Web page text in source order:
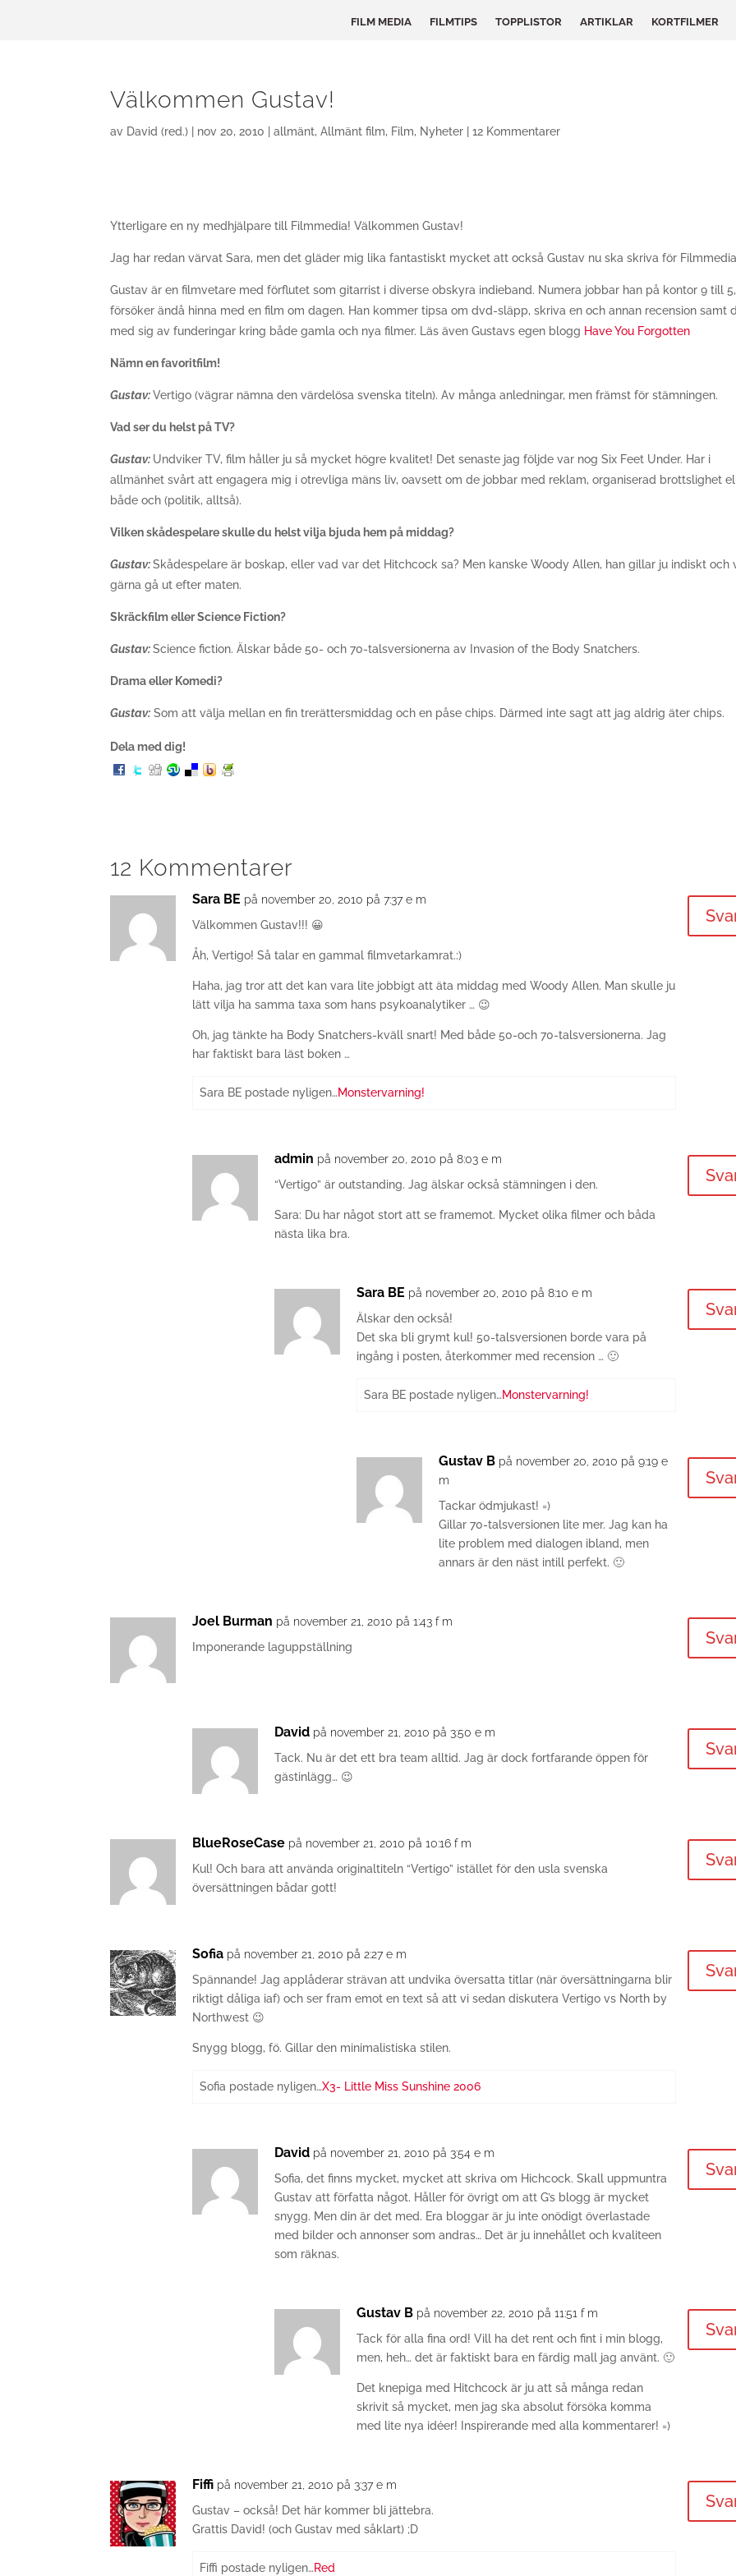
FILM MEDIA FILMTIPS TOPPLISTOR ARTIKLAR KORTFILMER
Välkommen Gustav!
av David (red.) nov 20, 2010 |allmänt,Allmänt film, Film, Nyheter |12 Kommentarer
Ytterligare en ny medhjälpare till Filmmedia! Välkommen Gustav!
Jag har redan värvat Sara, men det gläder mig lika fantastiskt mycket att också Gustav nu ska skriva för
Gustav är en filmvetare med förflutet som gitarrist i diverse obskyra indieband. Numera jobbar han på kontor 9 till
försöker ändå hinna med en film om dagen. Han kommer tipsa om dvd-släpp, skriva en och annan recension samt
med sig av funderingar kring både gamla och nya filmer. Läs även Gustavs egen blogg Have You Forgotten
Nämn en favoritfilm!
Gustav: Vertigo (vägrar nämna den värdelösa svenska titeln). Av många anledningar, men främst för stämningen.
Vad ser du helst på TV?
Gustav: Undviker TV, film håller ju så mycket högre kvalitet! Det senaste jag följde var nog Six Feet Under. Har i
allmänhet svårt att engagera mig i otrevliga mäns liv, oavsett om de jobbar med reklam, organiserad brottslighet
både och (politik, alltså).
Vilken skådespelare skulle du helst vilja bjuda hem på middag?
Gustav:Skådespelare är boskap, eller vad var det Hitchcock sa? Men kanske Woody Allen, han gillar ju indiskt och
gärna gå ut efter maten.
Skräckfilm eller Science Fiction?
Gustav:Science fiction. Älskar både 50- och 70-talsversionerna av Invasion of the Body Snatchers.
Drama eller Komedi?
Gustav: Som att välja mellan en fin trerättersmiddag och en påse chips. Därmed inte sagt att jag aldrig äter chips.
Dela med dig!
12 Kommentarer
Sara BE på november 20, 2010 på 7:37 e m
Välkommen Gustav!!! 😀
Åh, Vertigo! Så talar en gammal filmvetarkamrat.:)
Haha, jag tror att det kan vara lite jobbigt att äta middag med Woody Allen. Man skulle ju
lätt vilja ha samma taxa som hans psykoanalytiker … 😉
Oh, jag tänkte ha Body Snatchers-kväll snart! Med både 50-och 70-talsversionerna. Jag
har faktiskt bara läst boken …
Sara BE postade nyligen…Monstervarning!
admin på november 20, 2010 på 8:03 e m
“Vertigo” är outstanding. Jag älskar också stämningen i den.
Sara: Du har något stort att se framemot. Mycket olika filmer och båda
nästa lika bra.
Sara BE på november 20, 2010 på 8:10 e m
Älskar den också!
Det ska bli grymt kul! 50-talsversionen borde vara på
ingång i posten, återkommer med recension … 🙂
Sara BE postade nyligen…Monstervarning!
Gustav B på november 20, 2010 på 9:19 e
m
Tackar ödmjukast! =)
Gillar 70-talsversionen lite mer. Jag kan ha
lite problem med dialogen ibland, men
annars är den näst intill perfekt. 🙂
Joel Burman på november 21, 2010 på 1:43 f m
Imponerande laguppställning
David på november 21, 2010 på 3:50 e m
Tack. Nu är det ett bra team alltid. Jag är dock fortfarande öppen för
gästinlägg… 😉
BlueRoseCase på november 21, 2010 på 10:16 f m
Kul! Och bara att använda originaltiteln “Vertigo” istället för den usla svenska
översättningen bådar gott!
Sofia på november 21, 2010 på 2:27 e m
Spännande! Jag applåderar strävan att undvika översatta titlar (när översättningarna blir
riktigt dåliga iaf) och ser fram emot en text så att vi sedan diskutera Vertigo vs North by
Northwest 😉
Snygg blogg, fö. Gillar den minimalistiska stilen.
Sofia postade nyligen…X3- Little Miss Sunshine 2006
David på november 21, 2010 på 3:54 e m
Sofia, det finns mycket, mycket att skriva om Hichcock. Skall uppmuntra
Gustav att författa något. Håller för övrigt om att G’s blogg är mycket
snygg. Men din är det med. Era bloggar är ju inte onödigt överlastade
med bilder och annonser som andras… Det är ju innehållet och kvaliteen
som räknas.
Gustav B på november 22, 2010 på 11:51 f m
Tack för alla fina ord! Vill ha det rent och fint i min blogg,
men, heh… det är faktiskt bara en färdig mall jag använt. 🙂
Det knepiga med Hitchcock är ju att så många redan
skrivit så mycket, men jag ska absolut försöka komma
med lite nya idéer! Inspirerande med alla kommentarer! =)
Fiffi på november 21, 2010 på 3:37 e m
Gustav – också! Det här kommer bli jättebra.
Grattis David! (och Gustav med såklart) ;D
Fiffi postade nyligen…Red